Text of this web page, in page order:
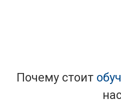
Почему стоит